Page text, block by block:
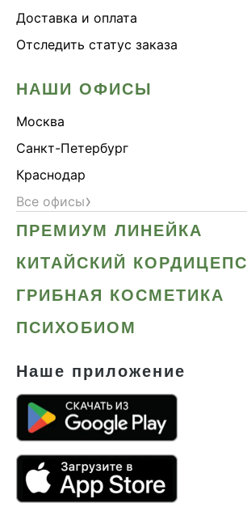
Доставка и оплата
Отследить статус заказа
НАШИ ОФИСЫ
Москва
Санкт-Петербург
Краснодар
Все офисы›
ПРЕМИУМ ЛИНЕЙКА
КИТАЙСКИЙ КОРДИЦЕПС
ГРИБНАЯ КОСМЕТИКА
ПСИХОБИОМ
Наше приложение